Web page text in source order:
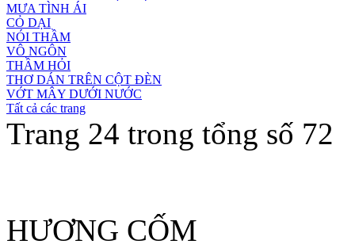
MƯA TÌNH ÁI
CỎ DẠI
NÓI THẦM
VÔ NGÔN
THẦM HỎI
THƠ DÁN TRÊN CỘT ĐÈN
VỚT MÂY DƯỚI NƯỚC
Tất cả các trang
Trang 24 trong tổng số 72
HƯƠNG CỐM